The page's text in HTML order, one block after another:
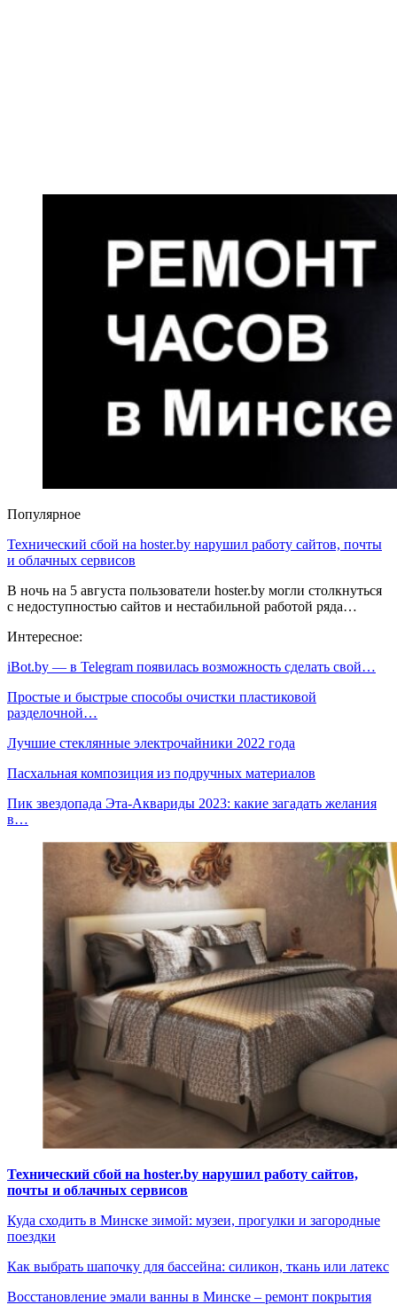
Популярное
Технический сбой на hoster.by нарушил работу сайтов, почты
и облачных сервисов
В ночь на 5 августа пользователи hoster.by могли столкнуться
с недоступностью сайтов и нестабильной работой ряда…
Интересное:
iBot.by — в Telegram появилась возможность сделать свой…
Простые и быстрые способы очистки пластиковой
разделочной…
Лучшие стеклянные электрочайники 2022 года
Пасхальная композиция из подручных материалов
Пик звездопада Эта-Аквариды 2023: какие загадать желания
в…
Технический сбой на hoster.by нарушил работу сайтов,
почты и облачных сервисов
Куда сходить в Минске зимой: музеи, прогулки и загородные
поездки
Как выбрать шапочку для бассейна: силикон, ткань или латекс
Восстановление эмали ванны в Минске – ремонт покрытия